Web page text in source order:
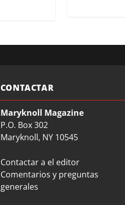
CONTACTAR
Maryknoll Magazine
P.O. Box 302
Maryknoll, NY 10545
Contactar a el editor
Comentarios y preguntas
generales